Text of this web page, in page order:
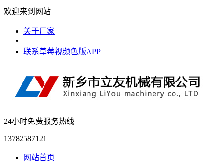
欢迎来到网站
关于厂家
|
联系草莓视频色版APP
24小时免费服务热线
13782587121
网站首页